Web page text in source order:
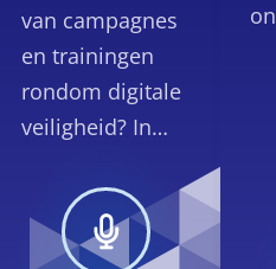
van campagnes
en trainingen
rondom digitale
veiligheid? In
gaan we in
gesprek met Jan-